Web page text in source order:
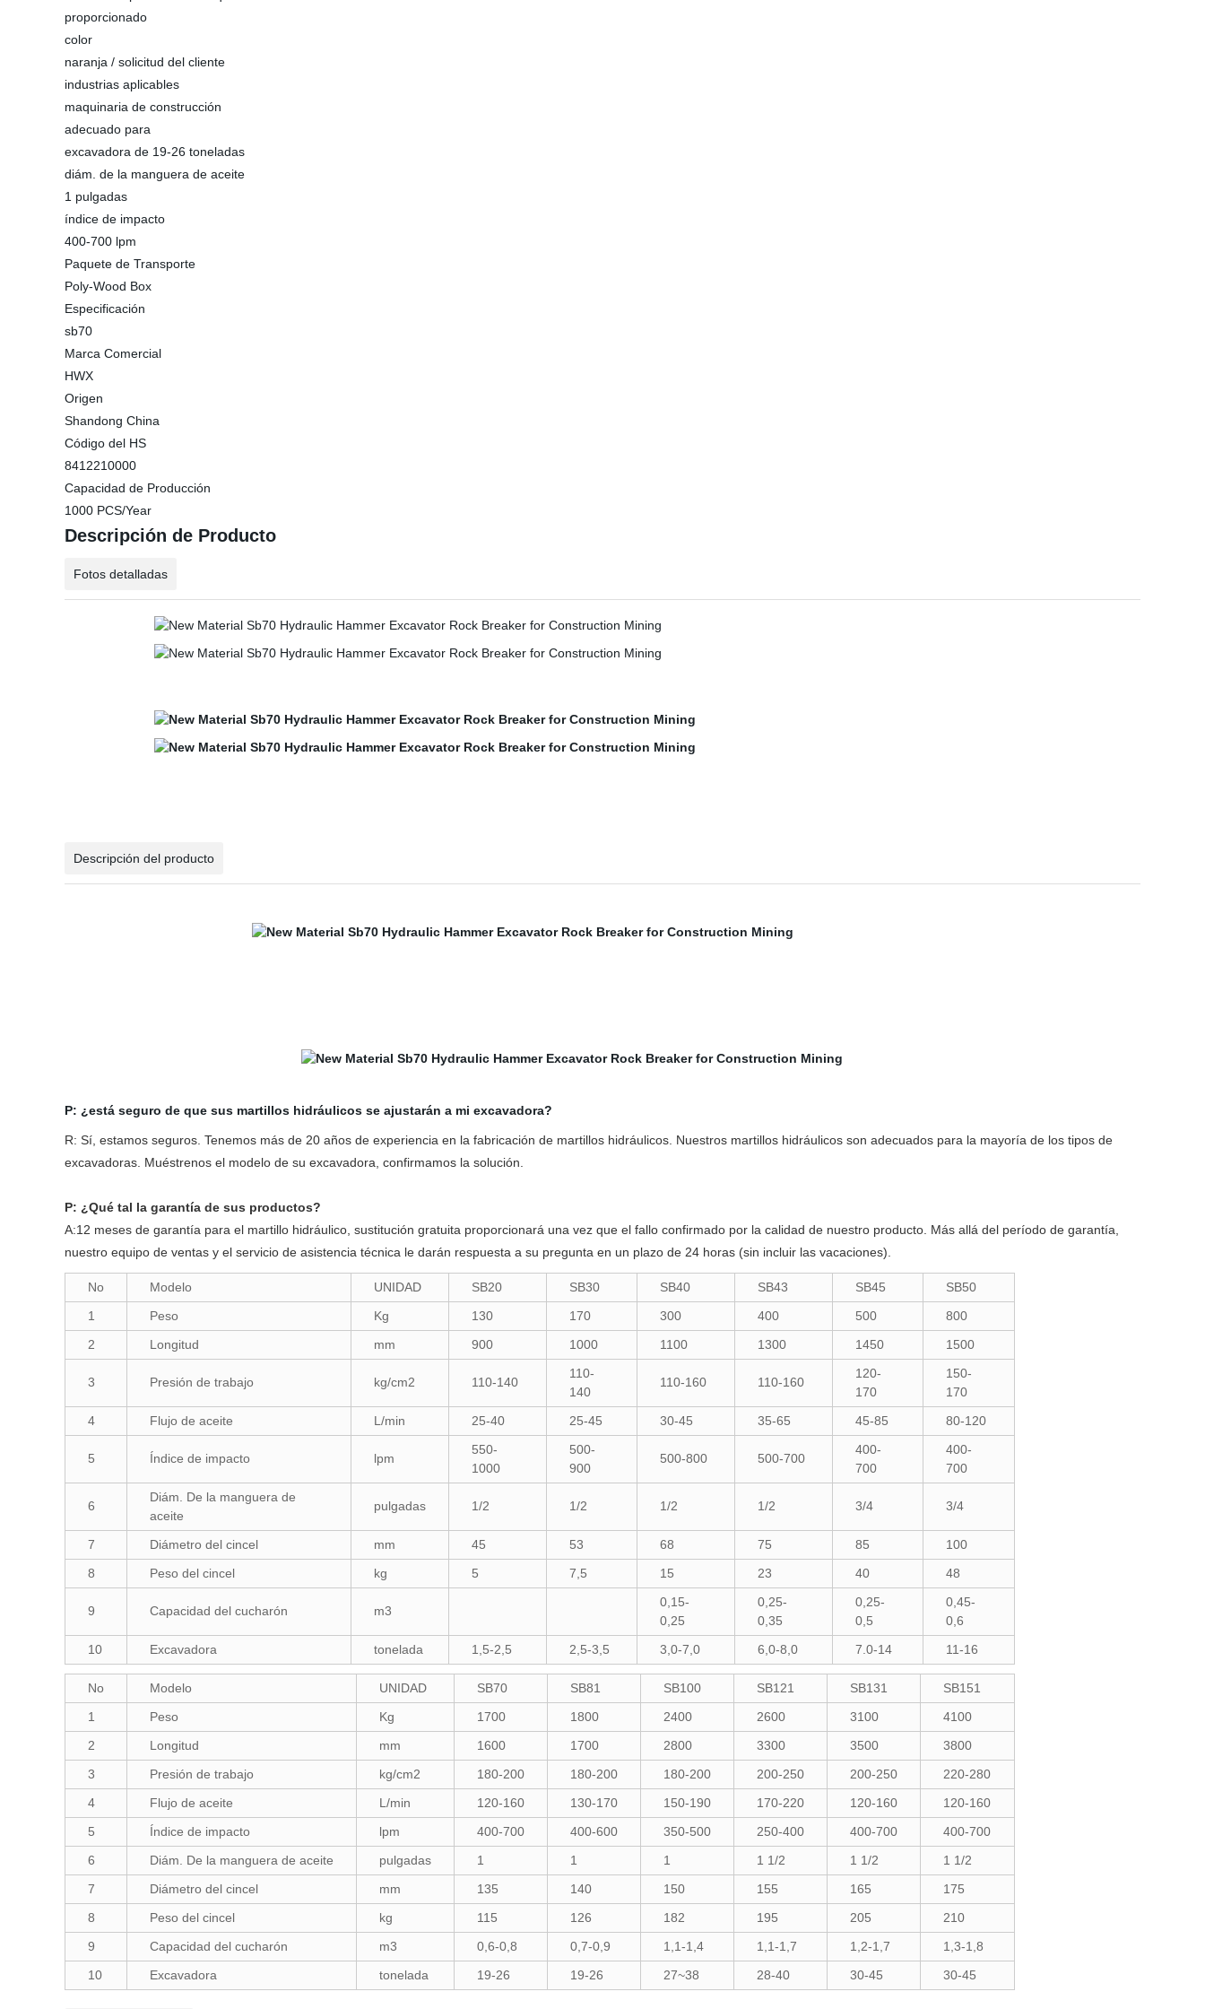
proporcionado
color
naranja / solicitud del cliente
industrias aplicables
maquinaria de construcción
adecuado para
excavadora de 19-26 toneladas
diám. de la manguera de aceite
1 pulgadas
índice de impacto
400-700 lpm
Paquete de Transporte
Poly-Wood Box
Especificación
sb70
Marca Comercial
HWX
Origen
Shandong China
Código del HS
8412210000
Capacidad de Producción
1000 PCS/Year
Descripción de Producto
Fotos detalladas
Descripción del producto
P: ¿está seguro de que sus martillos hidráulicos se ajustarán a mi excavadora?
R: Sí, estamos seguros. Tenemos más de 20 años de experiencia en la fabricación de martillos hidráulicos. Nuestros martillos hidráulicos son adecuados para la mayoría de los tipos de
excavadoras. Muéstrenos el modelo de su excavadora, confirmamos la solución.
P: ¿Qué tal la garantía de sus productos?
A:12 meses de garantía para el martillo hidráulico, sustitución gratuita proporcionará una vez que el fallo confirmado por la calidad de nuestro producto. Más allá del período de garantía,
nuestro equipo de ventas y el servicio de asistencia técnica le darán respuesta a su pregunta en un plazo de 24 horas (sin incluir las vacaciones).
No Modelo UNIDAD SB20 SB30 SB40 SB43 SB45
SB50
1
Peso Kg 130 170 300 400 500
800
2
Longitud mm 900 1000 1100 1300 1450 1500
3 Presión de trabajo kg/cm2 110-140
110-
140
110-160 110-160
120-
170
150-
170
4
Flujo de aceite L/min 25-40 25-45 30-45 35-65 45-85 80-120
5 Índice de impacto lpm
550-
1000
500-
900
500-800 500-700
400-
700
400-
700
6
Diám. De la manguera de
aceite
pulgadas 1/2 1/2 1/2 1/2 3/4 3/4
7 Diámetro del cincel mm 45 53 68 75 85
100
8
Peso del cincel kg 5 7,5 15 23 40 48
9 Capacidad del cucharón m3
0,15-
0,25
0,25-
0,35
0,25-
0,5
0,45-
0,6
10
Excavadora tonelada 1,5-2,5 2,5-3,5 3,0-7,0 6,0-8,0 7.0-14 11-16
No Modelo UNIDAD SB70 SB81 SB100 SB121 SB131
SB151
1
Peso Kg 1700 1800 2400 2600 3100
4100
2
Longitud mm 1600 1700 2800 3300 3500
3800
3
Presión de trabajo kg/cm2 180-200 180-200 180-200 200-250 200-250
220-280
4
Flujo de aceite L/min 120-160 130-170 150-190 170-220 120-160
120-160
5
Índice de impacto lpm 400-700 400-600 350-500 250-400 400-700
400-700
6
Diám. De la manguera de aceite pulgadas 1 1 1 1 1/2 1 1/2
1 1/2
7
Diámetro del cincel mm 135 140 150 155 165
175
8
Peso del cincel kg 115 126 182 195 205
210
9
Capacidad del cucharón m3 0,6-0,8 0,7-0,9 1,1-1,4 1,1-1,7 1,2-1,7
1,3-1,8
10
Excavadora tonelada 19-26 19-26 27~38 28-40 30-45 30-45